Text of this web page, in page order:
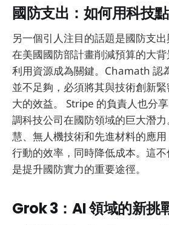
國防支出：如何用科技
另一個引人注目的話題是國防支出
在美國國防部計畫削減預算的大
利用資源成為關鍵。Chamath 認
並不足夠，必須將其與技術創新
大的效益。 Stripe 的負責人也分
調科技公司在國防領域的巨大潛
慧、無人機技術和先進材料的應
行動的效率，同時降低成本。這
是提升國防實力的重要途徑。
Grok 3：AI 領域的新挑